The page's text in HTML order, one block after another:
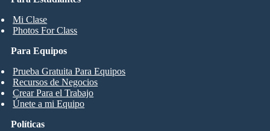
Mi Clase
Photos For Class
Para Equipos
Prueba Gratuita Para Equipos
Recursos de Negocios
Crear Para el Trabajo
Únete a mi Equipo
Políticas